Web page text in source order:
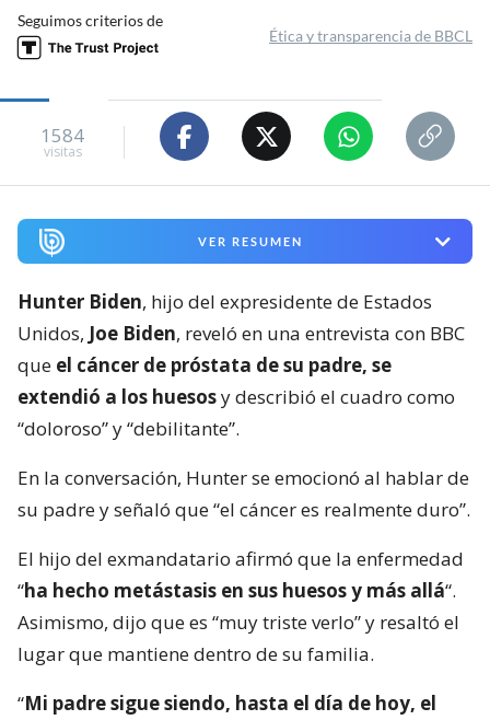
Seguimos criterios de
Ética y transparencia de BBCL
1584
visitas
VER RESUMEN
Hunter Biden, hijo del expresidente de Estados
Unidos, Joe Biden, reveló en una entrevista con BBC
que el cáncer de próstata de su padre, se
extendió a los huesosy describió el cuadro como
“doloroso” y “debilitante”.
En la conversación, Hunter se emocionó al hablar de
su padre y señaló que “el cáncer es realmente duro”.
El hijo del exmandatario afirmó que la enfermedad
“ha hecho metástasis en sus huesos y más allá“.
Asimismo, dijo que es “muy triste verlo” y resaltó el
lugar que mantiene dentro de su familia.
“Mi padre sigue siendo, hasta el día de hoy, el